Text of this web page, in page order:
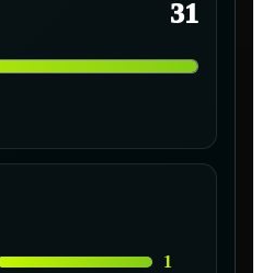
31
1